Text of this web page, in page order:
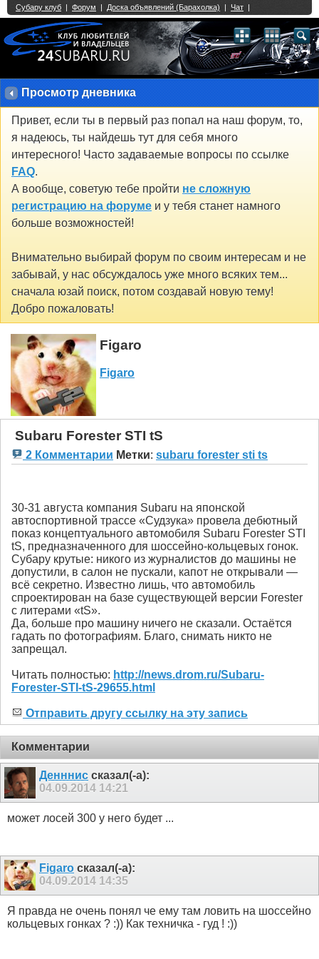
Просмотр дневника
Привет, если ты в первый раз попал на наш форум, то,
я надеюсь, ты найдешь тут для себя много
интересного! Часто задаваемые вопросы по ссылке
FAQ.
А вообще, советую тебе пройти не сложную
регистрацию на форуме и у тебя станет намного
больше возможностей!
Внимательно выбирай форум по своим интересам и не
забывай, у нас обсуждалось уже много всяких тем...
сначала юзай поиск, потом создавай новую тему!
Добро пожаловать!
Figaro
Figaro
Subaru Forester STI tS
2 Комментарии Метки: subaru forester sti ts
30-31 августа компания Subaru на японской
автоспортивной трассе «Судзука» провела дебютный
показ концептуального автомобиля Subaru Forester STI
tS, предназначенного для шоссейно-кольцевых гонок.
Субару крутые: никого из журналистов до машины не
допустили, в салон не пускали, капот не открывали —
всё секретно. Известно лишь, что автомобиль
спроектирован на базе существующей версии Forester
с литерами «tS».
Да, больше про машину ничего не сказали. Остаётся
гадать по фотографиям. Благо, снимать никто не
запрещал.
Читать полностью: http://news.drom.ru/Subaru-
Forester-STI-tS-29655.html
Отправить другу ссылку на эту запись
Комментарии
Денннис сказал(-а):
04.09.2014 14:21
может лосей 300 у него будет ...
Figaro сказал(-а):
04.09.2014 14:35
Я правда не очень понял че ему там ловить на шоссейно
кольцевых гонках ? :)) Как техничка - гуд ! :))
Single Sign On provided byvBSSO
2 3 4 5 6 7 8 9 10 11 12 13 14 15 16 17 18 21 22 23 24 25 26
27 28 29 30 31 32 33 34 35 36 37 38 39 40 41 42 43